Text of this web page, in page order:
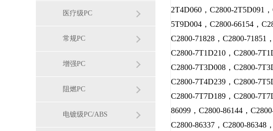
医疗级PC
常规PC
增强PC
阻燃PC
电镀级PC/ABS
2T4D060，C2800-2T5D091
5T9D004，C2800-66154，
C2800-71828，C2800-71851
C2800-7T1D210，C2800-
C2800-7T3D008，C2800-
C2800-7T4D239，C2800-
C2800-7T7D189，C2800-
86099，C2800-86144，
C2800-86337，C2800-86348